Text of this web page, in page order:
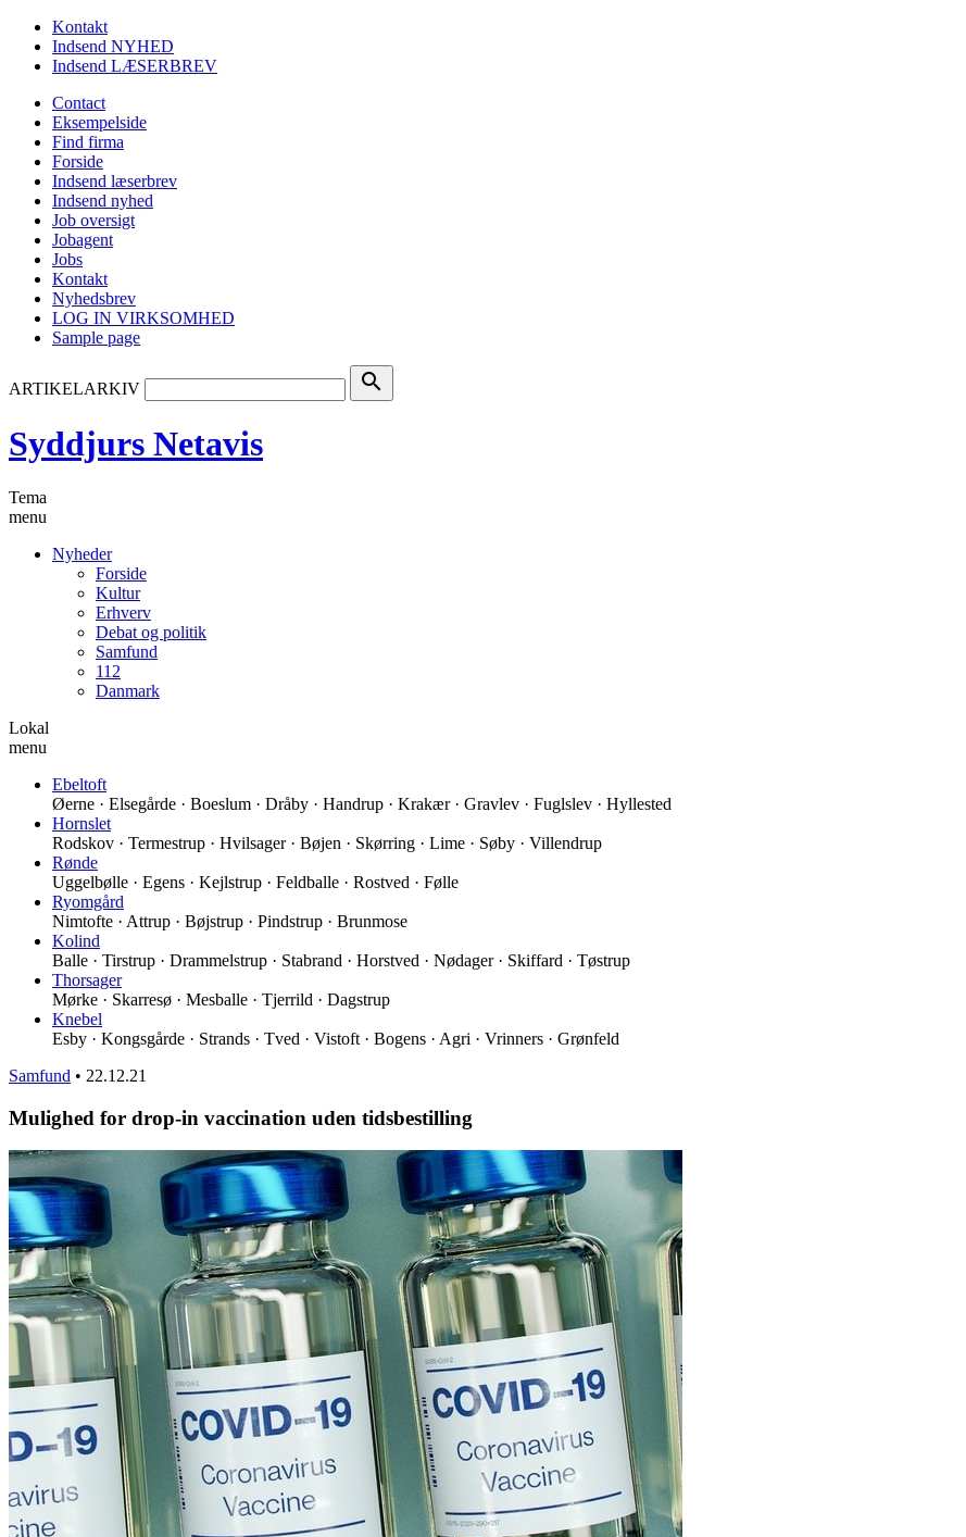
Kontakt
Indsend NYHED
Indsend LÆSERBREV
Contact
Eksempelside
Find firma
Forside
Indsend læserbrev
Indsend nyhed
Job oversigt
Jobagent
Jobs
Kontakt
Nyhedsbrev
LOG IN VIRKSOMHED
Sample page
ARTIKELARKIV search
Syddjurs Netavis
Tema
menu
Nyheder
Forside
Kultur
Erhverv
Debat og politik
Samfund
112
Danmark
Lokal
menu
Ebeltoft
Øerne · Elsegårde · Boeslum · Dråby · Handrup · Krakær · Gravlev · Fuglslev · Hyllested
Hornslet
Rodskov · Termestrup · Hvilsager · Bøjen · Skørring · Lime · Søby · Villendrup
Rønde
Uggelbølle · Egens · Kejlstrup · Feldballe · Rostved · Følle
Ryomgård
Nimtofte · Attrup · Bøjstrup · Pindstrup · Brunmose
Kolind
Balle · Tirstrup · Drammelstrup · Stabrand · Horstved · Nødager · Skiffard · Tøstrup
Thorsager
Mørke · Skarresø · Mesballe · Tjerrild · Dagstrup
Knebel
Esby · Kongsgårde · Strands · Tved · Vistoft · Bogens · Agri · Vrinners · Grønfeld
Samfund • 22.12.21
Mulighed for drop-in vaccination uden tidsbestilling